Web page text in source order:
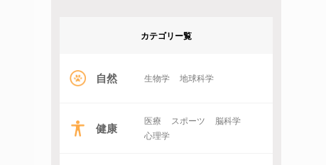
カテゴリー覧
自然 生物学 地球科学
健康 医療 スポーツ
脳科学
心理学